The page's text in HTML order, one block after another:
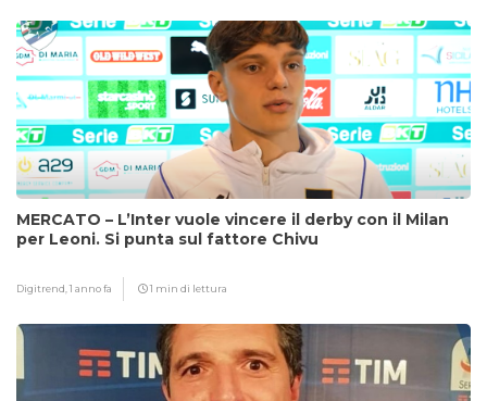
MERCATO – L’Inter vuole vincere il derby con il Milan
per Leoni. Si punta sul fattore Chivu
Digitrend,1 anno fa 1 min di lettura